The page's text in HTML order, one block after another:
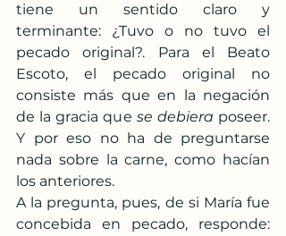
tiene un sentido claro y
terminante: ¿Tuvo o no tuvo el
pecado original?. Para el Beato
Escoto, el pecado original no
consiste más que en la negación
de la gracia que se debiera poseer.
Y por eso no ha de preguntarse
nada sobre la carne, como hacían
los anteriores.
A la pregunta, pues, de si María fue
concebida en pecado, responde: